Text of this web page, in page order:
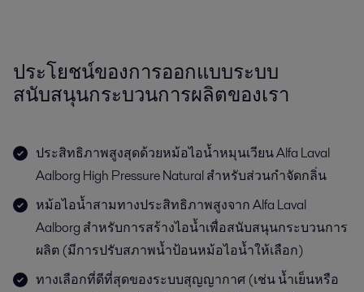
ประโยชน์ของการออกแบบระบบ
สนับสนุนกระบวนการผลิตของเรา
ประสิทธิภาพสูงสุดด้วยหม้อไอน้ำหมุนเวียน Alfa Laval
Aalborg High Pressure Natural สำหรับส่วนกำจัดกลิ่น
หม้อไอน้ำสามทางประสิทธิภาพสูงจาก Alfa Laval
Aalborg สำหรับการสร้างไอน้ำเพื่อสนับสนุนกระบวนการ
ผลิต (มีการปรับสภาพน้ำป้อนหม้อไอน้ำให้เลือก)
ทางเลือกที่ดีที่สุดของระบบสุญญากาศ (เช่น น้ำเย็นหรือ